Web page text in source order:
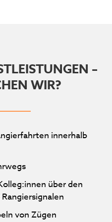
–
WIR?
innerhalb
über den
von Zügen